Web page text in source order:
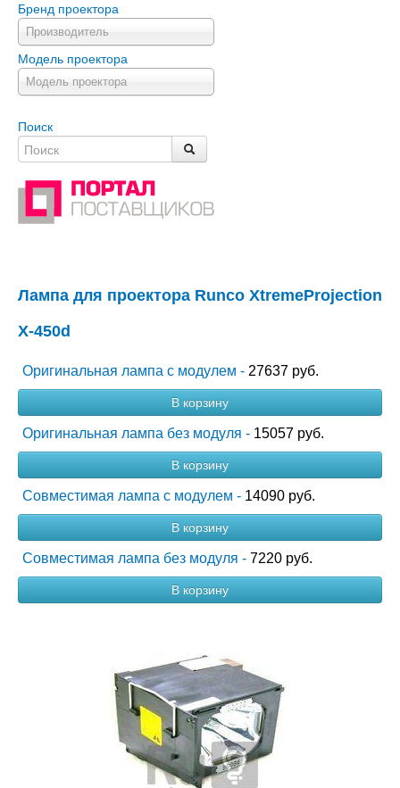
Бренд проектора
Производитель
Модель проектора
Модель проектора
Поиск
Лампа для проектора Runco XtremeProjection
X-450d
Оригинальная лампа с модулем - 27637 руб.
В корзину
Оригинальная лампа без модуля - 15057 руб.
В корзину
Совместимая лампа с модулем - 14090 руб.
В корзину
Совместимая лампа без модуля - 7220 руб.
В корзину